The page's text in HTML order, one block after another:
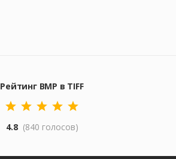
Рейтинг BMP в TIFF
4.8 (840 голосов)